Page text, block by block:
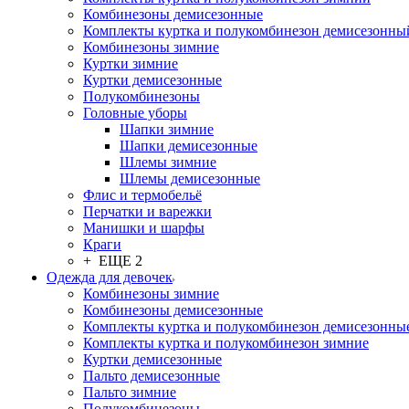
Комбинезоны демисезонные
Комплекты куртка и полукомбинезон
Комбинезоны зимние
Куртки зимние
Куртки демисезонные
Полукомбинезоны
Головные уборы
Шапки зимние
Шапки демисезонные
Шлемы зимние
Шлемы демисезонные
Флис и термобельё
Перчатки и варежки
Манишки и шарфы
Краги
+ ЕЩЕ 2
Одежда для девочек
Комбинезоны зимние
Комбинезоны демисезонные
Комплекты куртка и полукомбинезон
Комплекты куртка и полукомбинезон зимние
Куртки демисезонные
Пальто демисезонные
Пальто зимние